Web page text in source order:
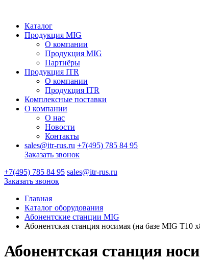
Каталог
Продукция MIG
О компании
Продукция MIG
Партнёры
Продукция ITR
О компании
Продукция ITR
Комплексные поставки
О компании
О нас
Новости
Контакты
sales@itr-rus.ru +7(495) 785 84 95
Заказать звонок
+7(495) 785 84 95 sales@itr-rus.ru
Заказать звонок
Главная
Каталог оборудования
Абонентские станции MIG
Абонентская станция носимая (на базе MIG T10
Абонентская станция